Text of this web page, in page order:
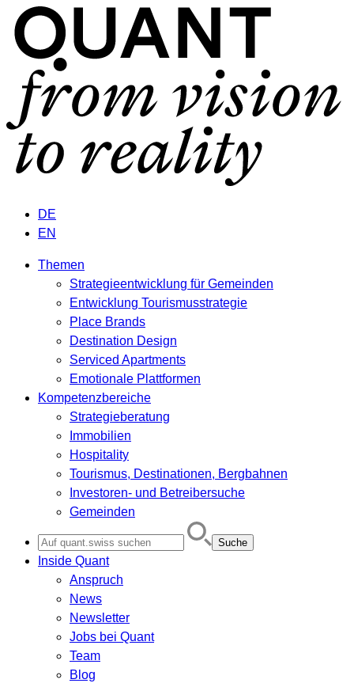
DE
EN
Themen
Strategieentwicklung für Gemeinden
Entwicklung Tourismusstrategie
Place Brands
Destination Design
Serviced Apartments
Emotionale Plattformen
Kompetenzbereiche
Strategieberatung
Immobilien
Hospitality
Tourismus, Destinationen, Bergbahnen
Investoren- und Betreibersuche
Gemeinden
for:
Inside Quant
Anspruch
News
Newsletter
Jobs bei Quant
Team
Blog